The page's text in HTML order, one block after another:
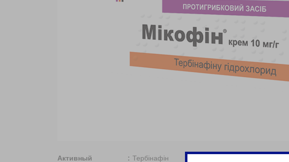
Активный
Тербінафін